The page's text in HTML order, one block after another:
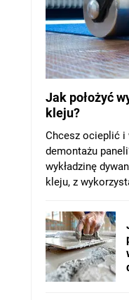
Jak położyć
kleju?
Chcesz ocieplić i
demontażu
wykładzinę
kleju, z